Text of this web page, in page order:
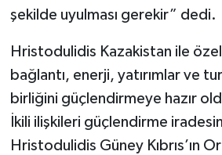
şekilde uyulması gerekir” dedi.
Hristodulidis Kazakistan ile
bağlantı, enerji, yatırımlar ve
birliğini güçlendirmeye hazır
İkili ilişkileri güçlendirme
Hristodulidis Güney Kıbrıs’ın